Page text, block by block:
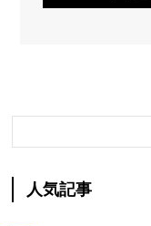
人気記事